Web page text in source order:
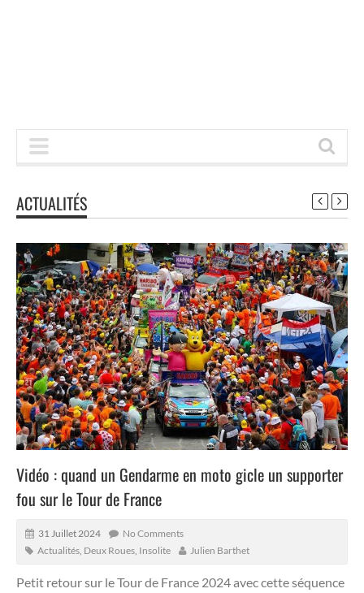
ACTUALITÉS
Vidéo : quand un Gendarme en moto gicle un supporter
fou sur le Tour de France
31 Juillet 2024
No Comments
Actualités, Deux Roues, Insolite Julien Barthet
Petit retour sur le Tour de France 2024 avec cette séquence